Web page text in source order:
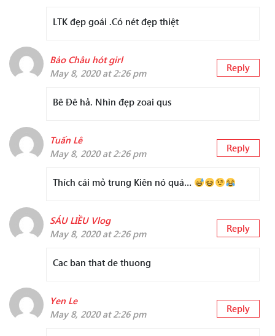
LTK đẹp goái .Có nét đẹp thiệt
Bảo Châu hót girl
May 8, 2020 at 2:26 pm
Reply
Bê Đê hả. Nhìn đẹp zoai qus
Tuấn Lê
May 8, 2020 at 2:26 pm
Reply
Thích cái mỏ trung Kiên nó quá…
SÁU LIỀU Vlog
May 8, 2020 at 2:26 pm
Reply
Cac ban that de thuong
Yen Le
May 8, 2020 at 2:26 pm
Reply